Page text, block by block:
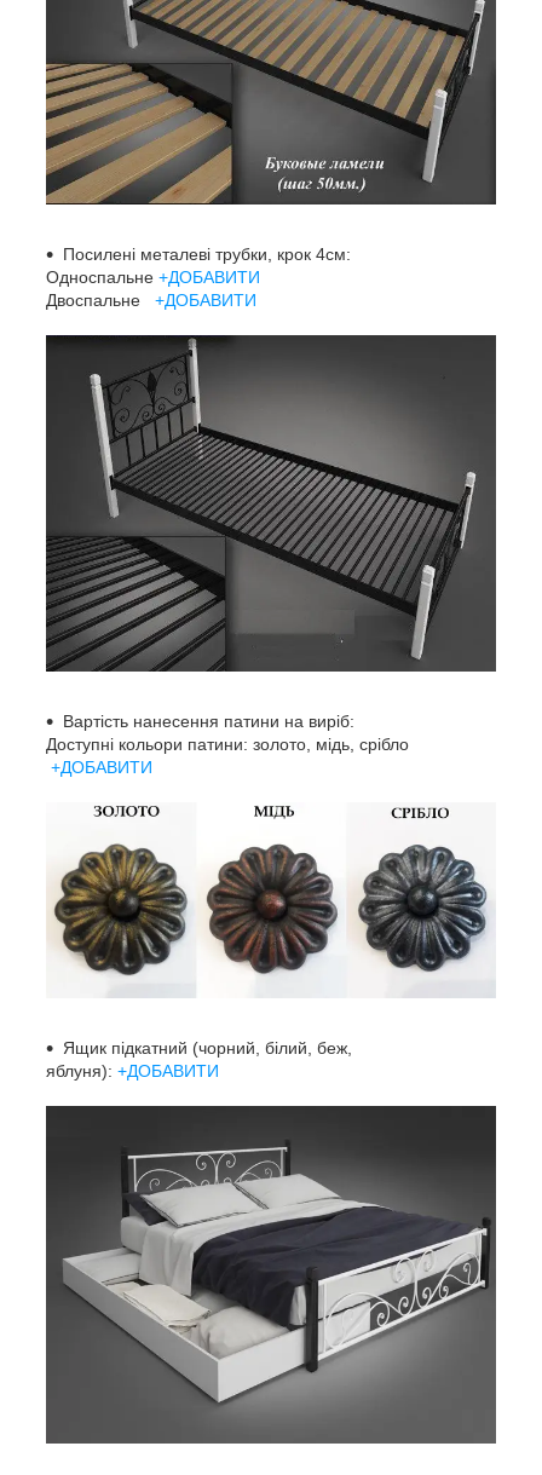
Посилені металеві трубки, крок 4см:
Односпальне +ДОБАВИТИ
Двоспальне +ДОБАВИТИ
Вартість нанесення патини на виріб:
Доступні кольори патини: золото, мідь, срібло
+ДОБАВИТИ
Ящик підкатний (чорний, білий, беж,
яблуня): +ДОБАВИТИ